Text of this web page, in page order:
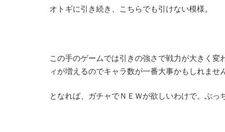
オトギに引き続き、こちらでも引けない模様。
この手のゲームでは引きの強さで戦力が大きく
ィが増えるのでキャラ数が一番大事かもしれません
となれば、ガチャでＮＥＷが欲しいわけで。ぶっ